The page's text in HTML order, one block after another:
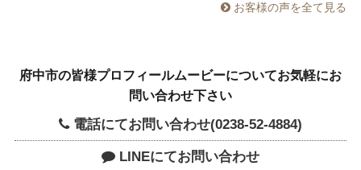
お客様の声を全て見る
府中市の皆様プロフィールムービーについてお気軽にお
問い合わせ下さい
電話にてお問い合わせ(0238-52-4884)
LINEにてお問い合わせ